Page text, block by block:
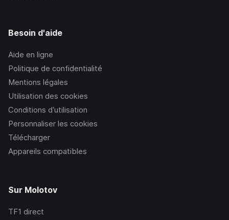
Besoin d'aide
Aide en ligne
Politique de confidentialité
Mentions légales
Utilisation des cookies
Conditions d’utilisation
Personnaliser les cookies
Télécharger
Appareils compatibles
Sur Molotov
TF1 direct